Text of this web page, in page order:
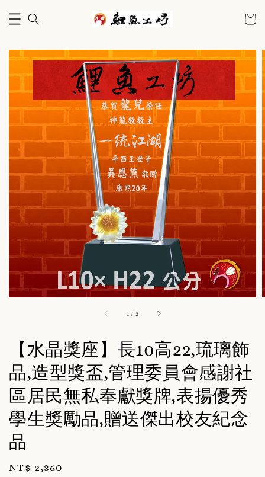
1 / 2
【水晶獎座】長10高22,琉璃飾
品,造型獎盃,管理委員會感謝社
區居民無私奉獻獎牌,表揚優秀
學生獎勵品,贈送傑出校友紀念
品
Regular
NT$ 2,360